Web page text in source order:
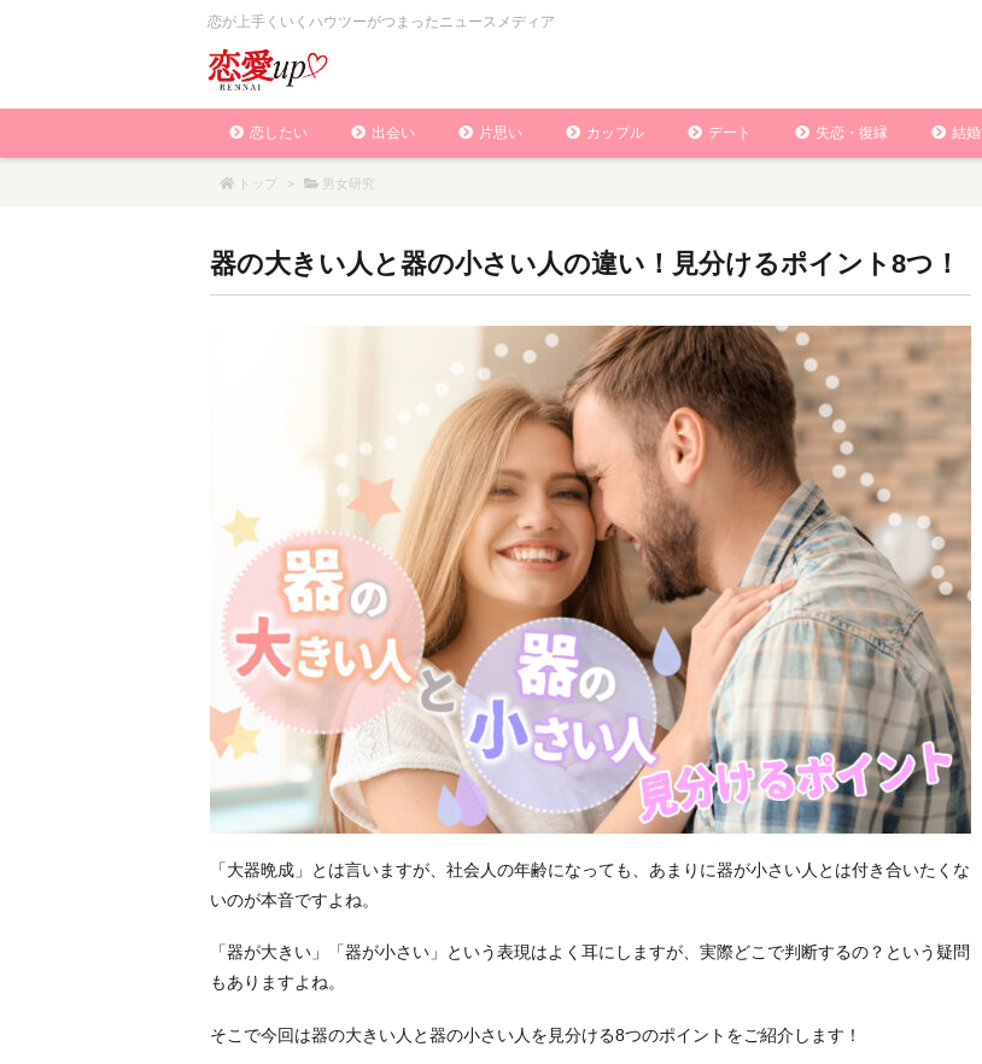
恋が上手くいくハウツーがつまったニュースメディア
恋したい 出会い 片思い カップル デート 失恋・復縁 結婚
トップ > 男女研究
器の大きい人と器の小さい人の違い！見分けるポイント8つ！
「大器晩成」とは言いますが、社会人の年齢になっても、あまりに器が小さい人とは付き合いたくな
いのが本音ですよね。
「器が大きい」「器が小さい」という表現はよく耳にしますが、実際どこで判断するの？という疑問
もありますよね。
そこで今回は器の大きい人と器の小さい人を見分ける8つのポイントをご紹介します！